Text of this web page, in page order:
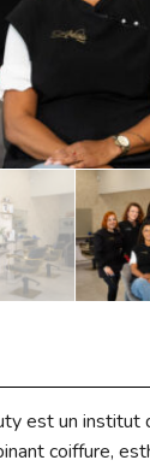
est un
coiffure,